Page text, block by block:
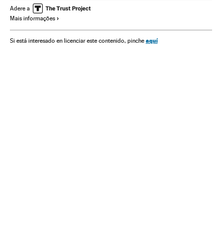
Adere a
Mais informações
Si está interesado en licenciar este contenido, pinche aquí